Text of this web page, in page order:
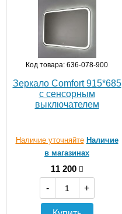
Код товара: 636-078-900
Зеркало Comfort 915*685
с сенсорным
выключателем
Наличие уточняйте Наличие
в магазинах
11 200
-
+